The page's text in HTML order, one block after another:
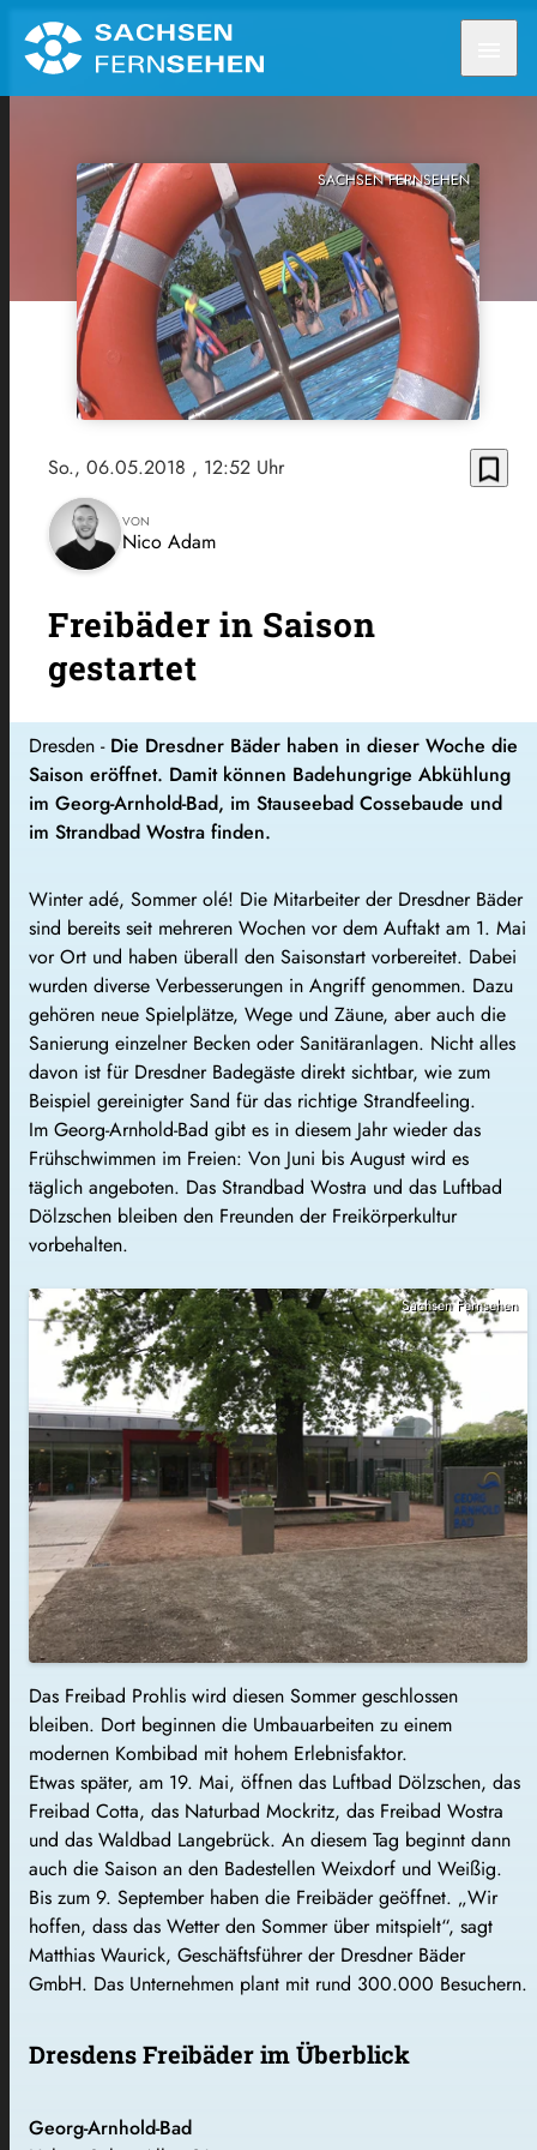
SACHSEN FERNSEHEN
So., 06.05.2018 , 12:52 Uhr bookmark_border
VON
Nico Adam
Freibäder in Saison
gestartet
Dresden - Die Dresdner Bäder haben in dieser Woche die
Saison eröffnet. Damit können Badehungrige Abkühlung
im Georg-Arnhold-Bad, im Stauseebad Cossebaude und
im Strandbad Wostra finden.
Winter adé, Sommer olé! Die Mitarbeiter der Dresdner Bäder
sind bereits seit mehreren Wochen vor dem Auftakt am 1. Mai
vor Ort und haben überall den Saisonstart vorbereitet. Dabei
wurden diverse Verbesserungen in Angriff genommen. Dazu
gehören neue Spielplätze, Wege und Zäune, aber auch die
Sanierung einzelner Becken oder Sanitäranlagen. Nicht alles
davon ist für Dresdner Badegäste direkt sichtbar, wie zum
Beispiel gereinigter Sand für das richtige Strandfeeling.
Im Georg-Arnhold-Bad gibt es in diesem Jahr wieder das
Frühschwimmen im Freien: Von Juni bis August wird es
täglich angeboten. Das Strandbad Wostra und das Luftbad
Dölzschen bleiben den Freunden der Freikörperkultur
vorbehalten.
Sachsen Fernsehen
Das Freibad Prohlis wird diesen Sommer geschlossen
bleiben. Dort beginnen die Umbauarbeiten zu einem
modernen Kombibad mit hohem Erlebnisfaktor.
Etwas später, am 19. Mai, öffnen das Luftbad Dölzschen, das
Freibad Cotta, das Naturbad Mockritz, das Freibad Wostra
und das Waldbad Langebrück. An diesem Tag beginnt dann
auch die Saison an den Badestellen Weixdorf und Weißig.
Bis zum 9. September haben die Freibäder geöffnet. „Wir
hoffen, dass das Wetter den Sommer über mitspielt“, sagt
Matthias Waurick, Geschäftsführer der Dresdner Bäder
GmbH. Das Unternehmen plant mit rund 300.000 Besuchern.
Dresdens Freibäder im Überblick
Georg-Arnhold-Bad